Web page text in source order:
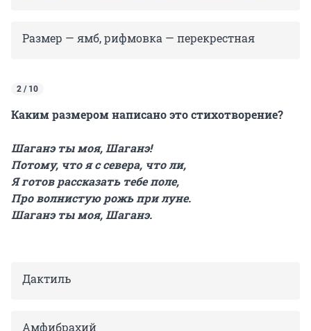
Размер — ямб, рифмовка — перекрестная
2 / 10
Каким размером написано это стихотворение?
Шаганэ ты моя, Шаганэ!
Потому, что я с севера, что ли,
Я готов рассказать тебе поле,
Про волнистую рожь при луне.
Шаганэ ты моя, Шаганэ.
Дактиль
Амфибрахий